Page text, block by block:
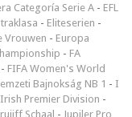
Categoría Serie A - EFL
- Eliteserien -
Vrouwen - Europa
- FA
- FIFA Women's World
Bajnokság NB 1 - I
Irish Premier Division -
Schaal - Jupiler Pro